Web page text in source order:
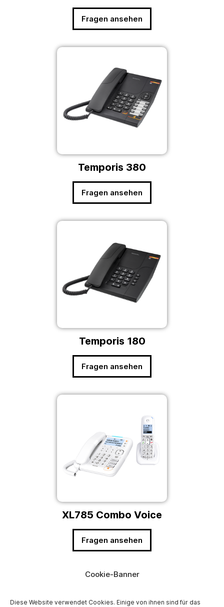
Cookie-Banner
Diese Website verwendet Cookies. Einige von ihnen sind für das
Fragen ansehen
Temporis 380
Fragen ansehen
Temporis 180
Fragen ansehen
XL785 Combo Voice
Fragen ansehen